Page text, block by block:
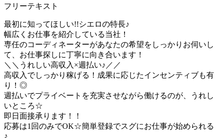
フリーテキスト
最初に知ってほしい!!シエロの特長♪
幅広くお仕事を紹介している当社！
専任のコーディネーターがあなたの希望をしっかりお伺いし
て、お仕事探しに丁寧に向き合います！
＼＼うれしい高収入×週払い♪／／
高収入でしっかり稼げる！成果に応じたインセンティブも有
り！◎
週払いでプライベートを充実させながら働けるのが、うれし
いところ☆
即日面接承ります！！
応募は1回のみでOK☆簡単登録でスグにお仕事が始められる
♪